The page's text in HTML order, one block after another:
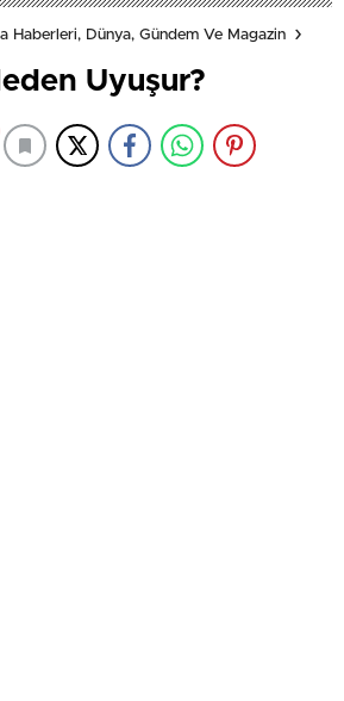
Haberleri, Dünya, Gündem Ve Magazin
Uyuşur?